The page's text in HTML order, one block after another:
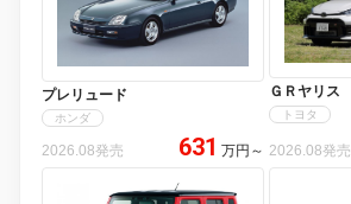
プレリュード
ホンダ
2026.08発売 631 万円 ～
ＧＲヤリス
トヨタ
2026.08発売